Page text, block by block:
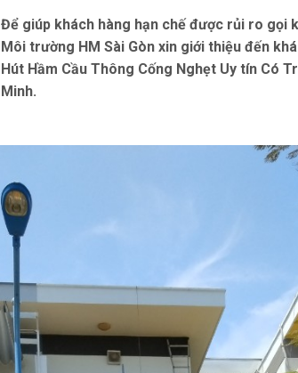
Để giúp khách hàng hạn chế được rủi ro gọi
Môi trường HM Sài Gòn xin giới thiệu đến
Hút Hầm Cầu Thông Cống Nghẹt Uy tín Có
Minh.